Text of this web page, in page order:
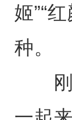
姬”“
种。
刚